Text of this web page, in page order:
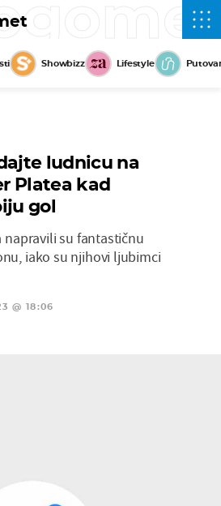
Showbizz Lifestyle
ludnicu na
Platea kad
gol
napravili su fantastičnu
iako su njihovi ljubimci
@ 18:06